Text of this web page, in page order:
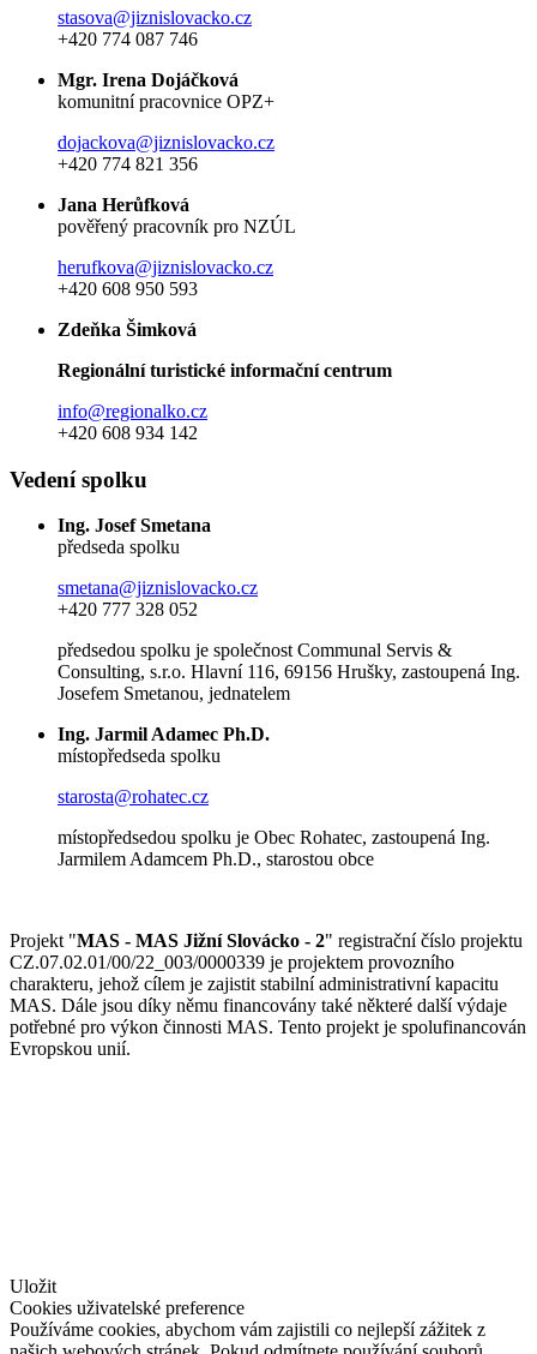
stasova@jiznislovacko.cz
+420 774 087 746
Mgr. Irena Dojáčková
komunitní pracovnice OPZ+
dojackova@jiznislovacko.cz
+420 774 821 356
Jana Herůfková
pověřený pracovník pro NZÚL
herufkova@jiznislovacko.cz
+420 608 950 593
Zdeňka Šimková
Regionální turistické informační centrum
info@regionalko.cz
+420 608 934 142
Vedení spolku
Ing. Josef Smetana
předseda spolku
smetana@jiznislovacko.cz
+420 777 328 052
předsedou spolku je společnost Communal Servis &
Consulting, s.r.o. Hlavní 116, 69156 Hrušky, zastoupená Ing.
Josefem Smetanou, jednatelem
Ing. Jarmil Adamec Ph.D.
místopředseda spolku
starosta@rohatec.cz
místopředsedou spolku je Obec Rohatec, zastoupená Ing.
Jarmilem Adamcem Ph.D., starostou obce
Projekt "MAS - MAS Jižní Slovácko - 2" registrační číslo projektu
CZ.07.02.01/00/22_003/0000339 je projektem provozního
charakteru, jehož cílem je zajistit stabilní administrativní kapacitu
MAS. Dále jsou díky němu financovány také některé další výdaje
potřebné pro výkon činnosti MAS. Tento projekt je spolufinancován
Evropskou unií.
Uložit
Cookies uživatelské preference
Používáme cookies, abychom vám zajistili co nejlepší zážitek z